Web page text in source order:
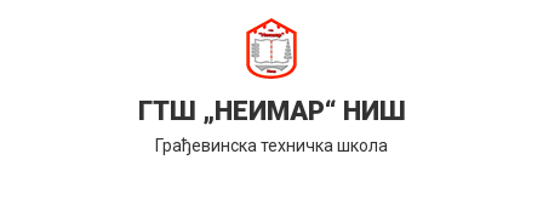
ГТШ „НЕИМАР“ НИШ
Грађевинска техничка школа